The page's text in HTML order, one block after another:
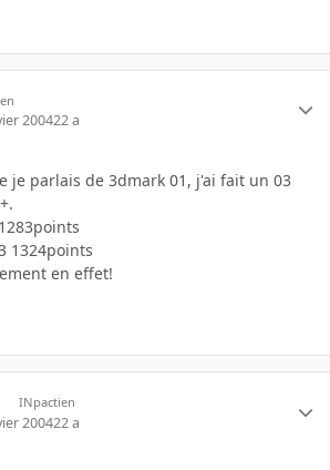
200422 a
je parlais de 3dmark 01, j'ai fait un 03
1324points
en effet!
INpactien
200422 a